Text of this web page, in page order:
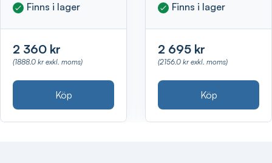
Finns i lager
2 360 kr
(1888.0 kr exkl. moms)
Köp
Finns i lager
2 695 kr
(2156.0 kr exkl. moms)
Köp